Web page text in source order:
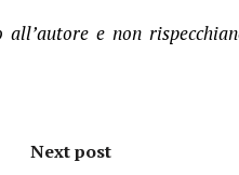
e non
Next post